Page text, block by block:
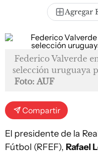
Agregar
Federico Valverde
selección uruguaya
Foto: AUF
Compartir
El presidente de la
Fútbol (RFEF), Rafael